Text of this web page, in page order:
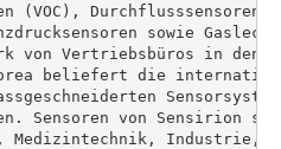
(VOC), Durchflusssensoren
sowie
von Vertriebsbüros in den
beliefert die
Sensoren von Sensirion
Medizintechnik, Industrie,